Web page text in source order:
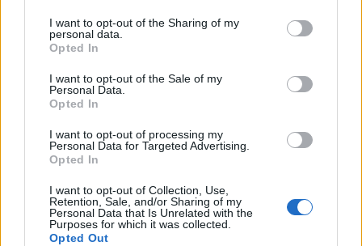
not limited to your visit or usage behaviour. You may click to
grant or deny consent to Google and its third-party tags to
use your data for below specified purposes in below Google
consent section.
I want to opt-out of the Sharing of my
personal data.
Opted In
I want to opt-out of the Sale of my
Personal Data.
Opted In
I want to opt-out of processing my
Personal Data for Targeted Advertising.
Opted In
I want to opt-out of Collection, Use,
Retention, Sale, and/or Sharing of my
Personal Data that Is Unrelated with the
Purposes for which it was collected.
Opted Out
y tuvo que ser trasladado al hospital debido a una
conmoción cerebral. Sin embargo, fue dado de alta tras ser
También recibió un fuerte golpe en la cabeza Raúl Guti. El
en la zona superior del ojo derecho. Ambos jugadores son
duda y serán valorados durante estos días, aunque se
El que no parece que pueda llegar es Gonzalo Verdú. Tuvo
que retirarse en el minuto 77 por unas molestias en el